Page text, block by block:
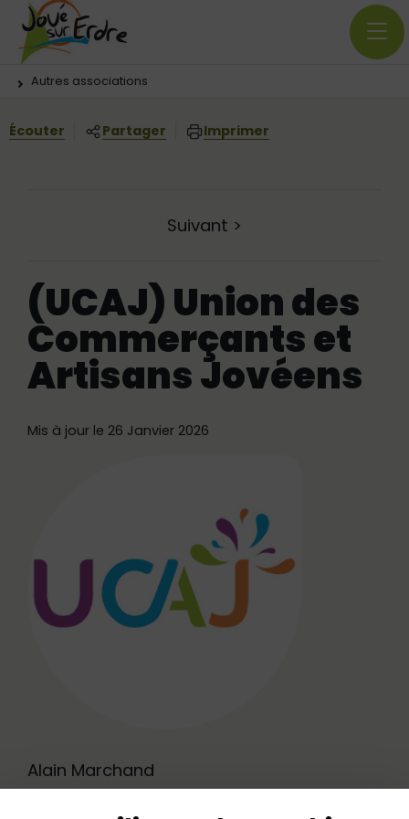
Panneau de gestion des cookies
Menu principal
Contenus
Vous êtes ici:
Autres associations
Écouter Partager Imprimer
Suivant >
(UCAJ) Union des
Commerçants et
Artisans Jovéens
Mis à jour le 26 Janvier 2026
Alain Marchand